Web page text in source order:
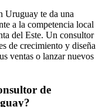
Uruguay te da una
a la competencia local
del Este. Un consultor
de crecimiento y diseña
ventas o lanzar nuevos
de